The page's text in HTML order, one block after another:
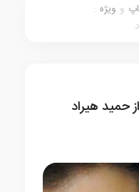
و ویژه :
حمید هیراد